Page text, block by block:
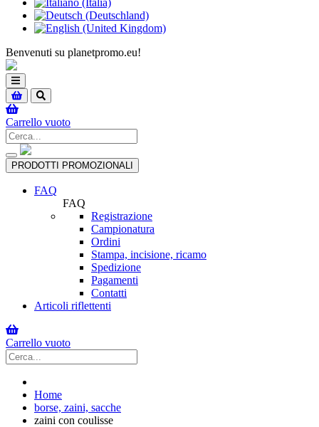
Benvenuti su planetpromo.eu!
Toggle
navigation
Carrello vuoto
Toggle
navigation
PRODOTTI PROMOZIONALI
FAQ
FAQ
Registrazione
Campionatura
Ordini
Stampa, incisione, ricamo
Spedizione
Pagamenti
Contatti
Articoli riflettenti
Carrello vuoto
Home
borse, zaini, sacche
zaini con coulisse